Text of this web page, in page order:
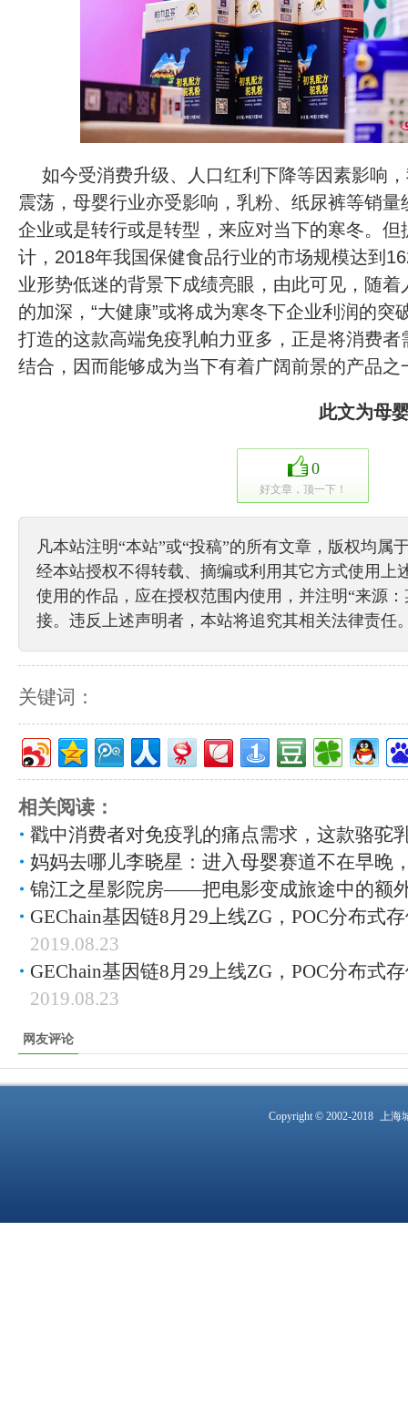
如今受消费升级、人口红利下降等因素影响
震荡，母婴行业亦受影响，乳粉、纸尿裤等销
企业或是转行或是转型，来应对当下的寒冬。但
计，2018年我国保健食品行业的市场规模达到
业形势低迷的背景下成绩亮眼，由此可见，随
的加深，“大健康”或将成为寒冬下企业利润的突
打造的这款高端免疫乳帕力亚多，正是将消费者
结合，因而能够成为当下有着广阔前景的产品之
此文为母
0
好文章，顶一下！
凡本站注明“本站”或“投稿”的所有文章，版权均属
经本站授权不得转载、摘编或利用其它方式使用上
使用的作品，应在授权范围内使用，并注明“来源
接。违反上述声明者，本站将追究其相关法律责任
关键词：
相关阅读：
戳中消费者对免疫乳的痛点需求，这款骆驼
妈妈去哪儿李晓星：进入母婴赛道不在早晚
锦江之星影院房——把电影变成旅途中的额
GEChain基因链8月29上线ZG，POC分布式
2019.08.23
GEChain基因链8月29上线ZG，POC分布式
2019.08.23
网友评论
Copyright © 2002-2018 上海